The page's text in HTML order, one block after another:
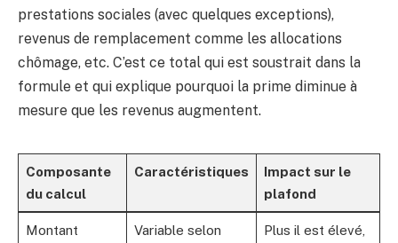
prestations sociales (avec quelques exceptions),
revenus de remplacement comme les allocations
chômage, etc. C’est ce total qui est soustrait dans la
formule et qui explique pourquoi la prime diminue à
mesure que les revenus augmentent.
Composante
du calcul
Caractéristiques
Impact sur le
plafond
Montant
Variable selon
Plus il est élevé,